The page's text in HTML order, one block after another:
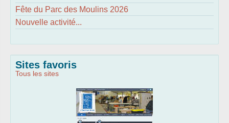
Fête du Parc des Moulins 2026
Nouvelle activité...
Sites favoris
Tous les sites